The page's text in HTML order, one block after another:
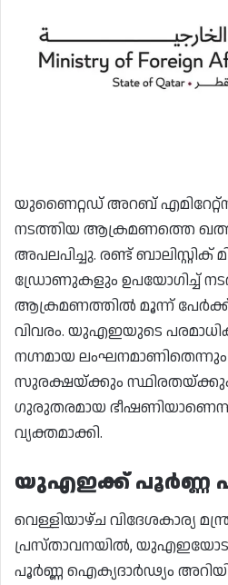
യുണൈറ്റഡ് അറബ്
നടത്തിയ ആക്രമണത്തെ
അപലപിച്ചു. രണ്ട്
ഡ്രോണുകളും ഉപയോഗിച്ച്
ആക്രമണത്തിൽ മൂന്ന് പേർക്ക്
വിവരം. യുഎഇയുടെ
നഗ്നമായ
സുരക്ഷയ്ക്കും
ഗുരുതരമായ
വ്യക്തമാക്കി.
യുഎഇക്ക് പൂർണ്ണ
വെള്ളിയാഴ്ച വിദേശകാര്യ
പ്രസ്താവനയിൽ,
പൂർണ്ണ ഐക്യദാർഢ്യം